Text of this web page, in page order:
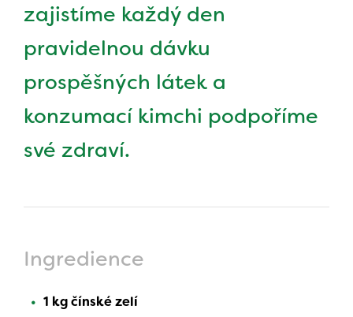
zajistíme každý den
pravidelnou dávku
prospěšných látek a
konzumací kimchi podpoříme
své zdraví.
Ingredience
1 kg čínské zelí